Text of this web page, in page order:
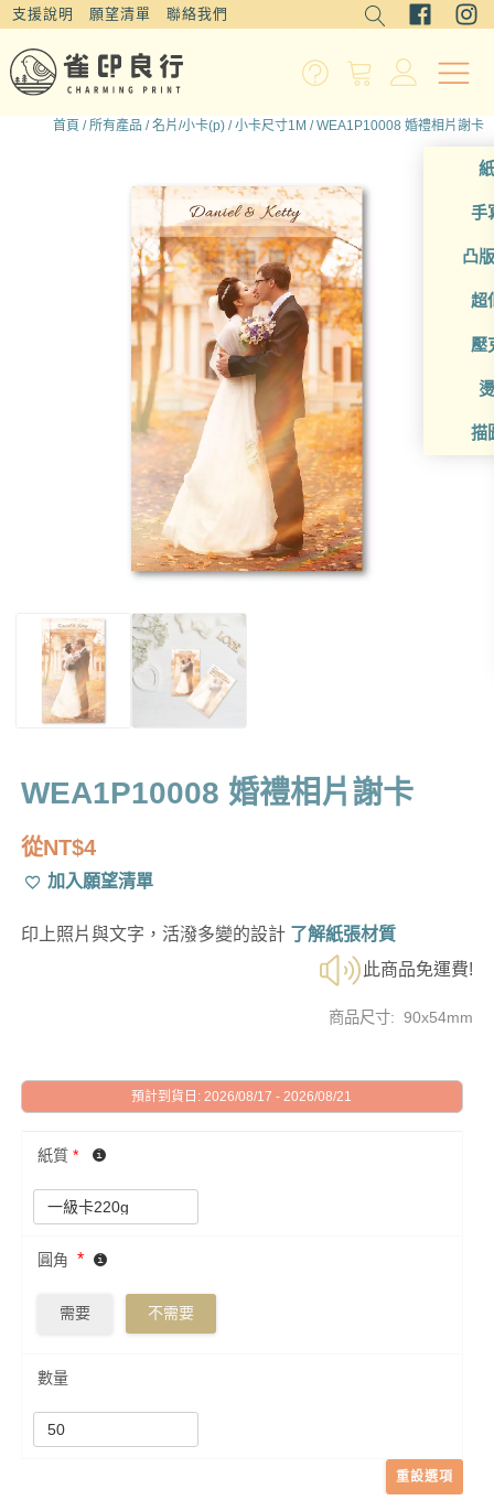
支援說明 願望清單 聯絡我們
手
凸
超
壓
描
首頁 /所有產品 /名片/小卡(p) /小卡尺寸1M / WEA1P10008 婚禮相片謝卡
WEA1P10008 婚禮相片謝卡
從NT$4
加入願望清單
印上照片與文字，活潑多變的設計 了解紙張材質
此商品免運費!
商品尺寸: 90x54mm
預計到貨日: 2026/08/17 - 2026/08/21
紙質 *
圓角 *
需要 不需要
數量
重設選項